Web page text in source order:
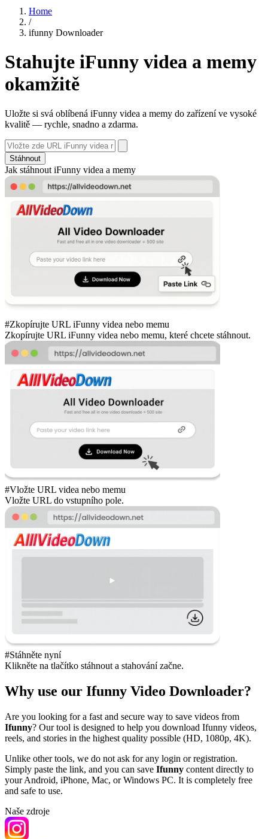
Home
/
ifunny Downloader
Stahujte iFunny videa a memy
okamžitě
Uložte si svá oblíbená iFunny videa a memy do zařízení ve vysoké
kvalitě — rychle, snadno a zdarma.
Stáhnout
Jak stáhnout iFunny videa a memy
#Zkopírujte URL iFunny videa nebo memu
Zkopírujte URL iFunny videa nebo memu, které chcete stáhnout.
#Vložte URL videa nebo memu
Vložte URL do vstupního pole.
#Stáhněte nyní
Klikněte na tlačítko stáhnout a stahování začne.
Why use our Ifunny Video Downloader?
Are you looking for a fast and secure way to save videos from
Ifunny? Our tool is designed to help you download Ifunny videos,
reels, and stories in the highest quality possible (HD, 1080p, 4K).
Unlike other tools, we do not ask for any login or registration.
Simply paste the link, and you can save Ifunny content directly to
your Android, iPhone, Mac, or Windows PC. It is completely free
and safe to use.
Naše zdroje